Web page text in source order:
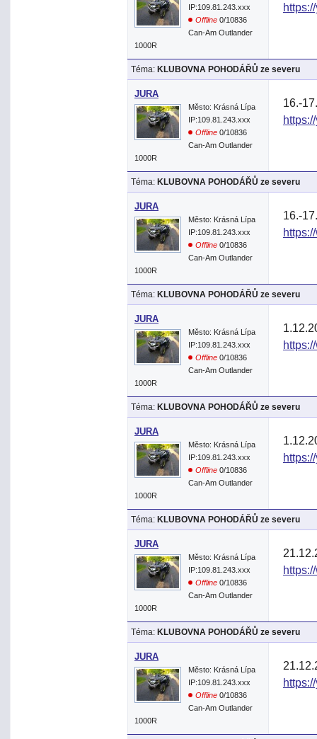
IP:109.81.243.xxx
Offline 0/10836
Can-Am Outlander
1000R
Téma: KLUBOVNA POHODÁŘŮ ze severu
JURA
Město: Krásná Lípa
IP:109.81.243.xxx
Offline 0/10836
Can-Am Outlander
1000R
16.-
Téma: KLUBOVNA POHODÁŘŮ ze severu
JURA
Město: Krásná Lípa
IP:109.81.243.xxx
Offline 0/10836
Can-Am Outlander
1000R
16.-
Téma: KLUBOVNA POHODÁŘŮ ze severu
JURA
Město: Krásná Lípa
IP:109.81.243.xxx
Offline 0/10836
Can-Am Outlander
1000R
Téma: KLUBOVNA POHODÁŘŮ ze severu
JURA
Město: Krásná Lípa
IP:109.81.243.xxx
Offline 0/10836
Can-Am Outlander
1000R
Téma: KLUBOVNA POHODÁŘŮ ze severu
JURA
Město: Krásná Lípa
IP:109.81.243.xxx
Offline 0/10836
Can-Am Outlander
1000R
Téma: KLUBOVNA POHODÁŘŮ ze severu
JURA
Město: Krásná Lípa
IP:109.81.243.xxx
Offline 0/10836
Can-Am Outlander
1000R